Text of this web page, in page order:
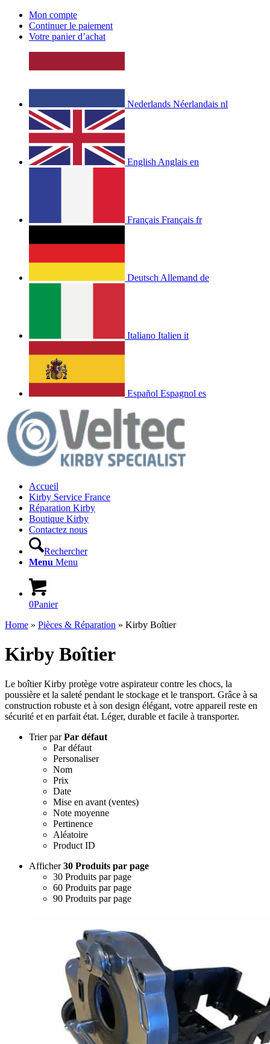
Mon compte
Continuer le paiement
Votre panier d’achat
Nederlands Néerlandais nl
English Anglais en
Français Français fr
Deutsch Allemand de
Italiano Italien it
Español Espagnol es
Accueil
Kirby Service France
Réparation Kirby
Boutique Kirby
Contactez nous
Rechercher
Menu Menu
0Panier
Home » Pièces & Réparation » Kirby Boîtier
Kirby Boîtier
Le boîtier Kirby protège votre aspirateur contre les chocs, la
poussière et la saleté pendant le stockage et le transport. Grâce à sa
construction robuste et à son design élégant, votre appareil reste en
sécurité et en parfait état. Léger, durable et facile à transporter.
Trier parPar défaut
Par défaut
Personaliser
Nom
Prix
Date
Mise en avant (ventes)
Note moyenne
Pertinence
Aléatoire
Product ID
Afficher30 Produits par page
30 Produits par page
60 Produits par page
90 Produits par page